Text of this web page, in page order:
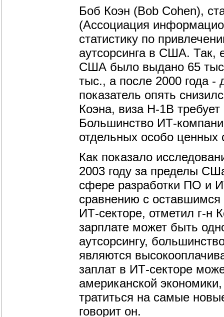
Боб Коэн (Bob Cohen),
(Ассоциация
статистику по
аутсорсинга в США. Так,
США было выдано 65 тыс.
тыс., а после 2000 года -
показатель опять
Коэна, виза H-1B
Большинство ИТ-
отдельных особо ценных
Как показало
2003 году за пределы
сфере разработки ПО и
сравнению с
ИТ-секторе, отметил г-н
зарплате может быть
аутсорсингу,
являются
заплат в ИТ-секторе
американской
тратиться на самые
говорит он.